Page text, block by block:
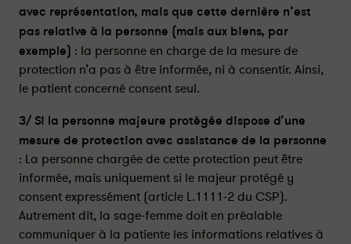
-
i
l
ê
t
e
r
e
c
u
e
i
-
i
l
ê
t
e
r
e
c
u
e
i
avec représentation, mais que cette dernière n’est
pas relative à la personne (mais aux biens, par
exemple) : la personne en charge de la mesure de
protection n’a pas à être informée, ni à consentir. Ainsi,
le patient concerné consent seul.
3/ Si la personne majeure protégée dispose d’une
mesure de protection avec assistance de la personne
: La personne chargée de cette protection peut être
informée, mais uniquement si le majeur protégé y
consent expressément (article L.1111-2 du CSP).
Autrement dit, la sage-femme doit en préalable
communiquer à la patiente les informations relatives à